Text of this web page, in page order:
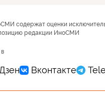
содержат оценки
редакции ИноСМИ